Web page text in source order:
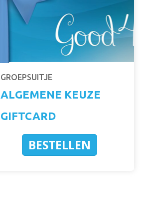
GROEPSUITJE
ALGEMENE KEUZE
GIFTCARD
BESTELLEN